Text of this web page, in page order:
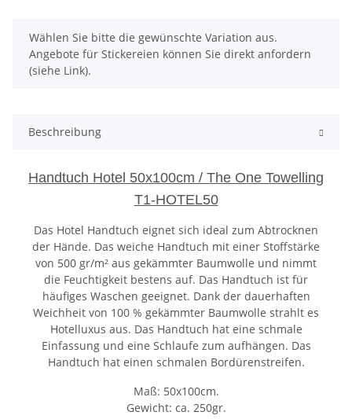
x
Wählen Sie bitte die gewünschte Variation aus.
Angebote für Stickereien können Sie direkt anfordern
(siehe Link).
Beschreibung
Handtuch Hotel 50x100cm / The One Towelling
T1-HOTEL50
Das Hotel Handtuch eignet sich ideal zum Abtrocknen
der Hände. Das weiche Handtuch mit einer Stoffstärke
von 500 gr/m² aus gekämmter Baumwolle und nimmt
die Feuchtigkeit bestens auf. Das Handtuch ist für
häufiges Waschen geeignet. Dank der dauerhaften
Weichheit von 100 % gekämmter Baumwolle strahlt es
Hotelluxus aus. Das Handtuch hat eine schmale
Einfassung und eine Schlaufe zum aufhängen. Das
Handtuch hat einen schmalen Bordürenstreifen.
Maß: 50x100cm.
Gewicht: ca. 250gr.